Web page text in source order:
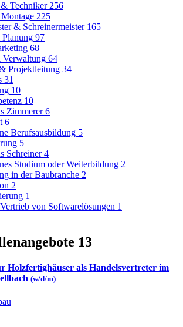
Techniker 256
225
& Schreinermeister 165
97
68
Verwaltung 64
Projektleitung 34
31
10
10
Zimmerer6
6
Berufsausbildung 5
5
Schreiner4
Studium oder Weiterbildung 2
in der Baubranche 2
2
1
von Softwarelösungen 1
13
Holzfertighäuser als Handelsvertreter im
(w/d/m)